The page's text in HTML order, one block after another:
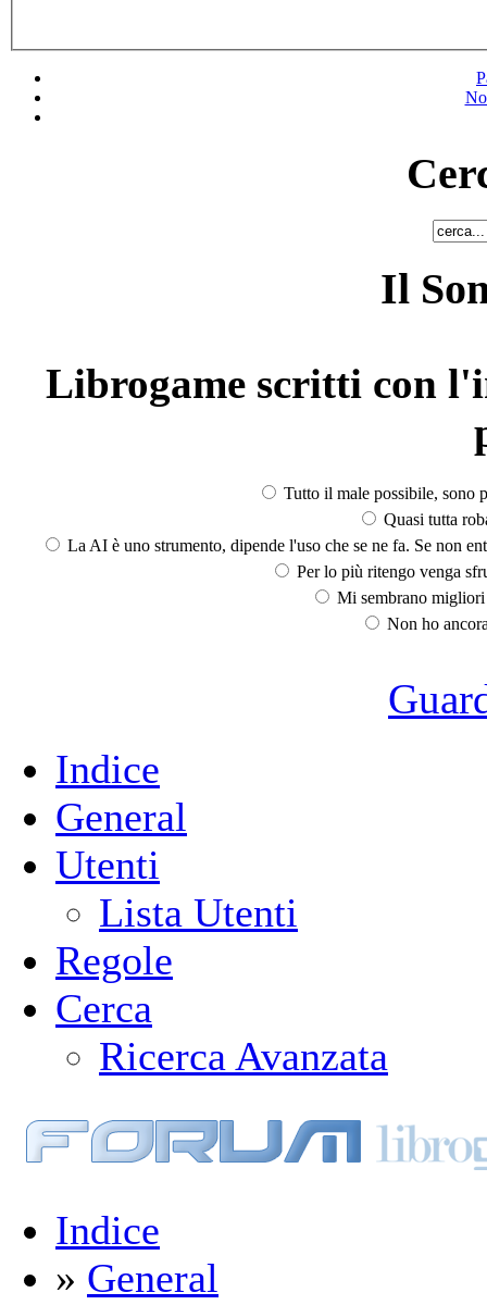
Il
Librogame scritti con
Tutto il male possibile, sono
Quasi tutta
La AI è uno strumento, dipende l'uso che se ne fa. Se non
Per lo più ritengo venga
Mi sembrano
Non ho
Indice
General
Utenti
Lista Utenti
Regole
Cerca
Ricerca Avanzata
Indice
» General